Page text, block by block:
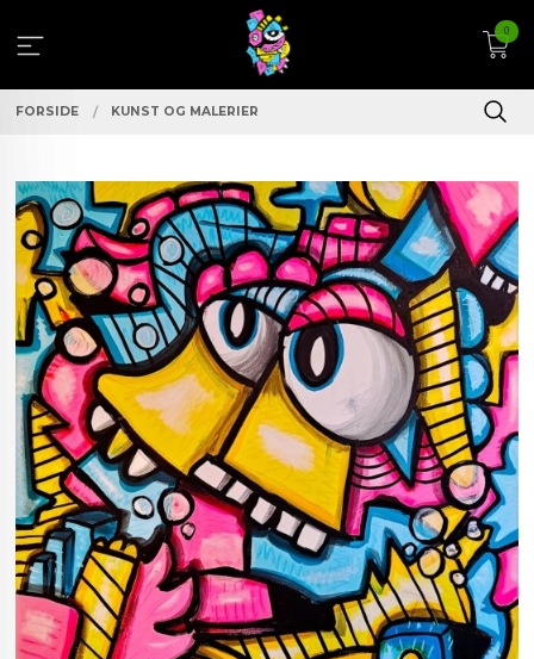
innholdet
0
FORSIDE KUNST OG MALERIER